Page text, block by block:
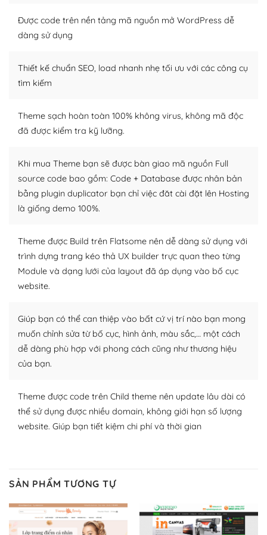
Dễ dàng tùy chỉnh trên WordPress
WordPress là nơi lưu trữ cho một diễn đàn cộng đồng
người cuồng tín WordPress.
Nếu bạn gặp khó khăn, bạn có thể lên mạng và tìm
lời, giải đáp vấn đề của bạn.
Cộng đồng sử dụng WordPress sẵn sàng hỗ trợ bạn
– Đa dạng plugin và themes
Plugin mở rộng là thành phần cài đặt thêm vào
WordPress để tăng thêm các tính năng cần thiết. Có
nhiều plugin trả phí hoặc miễn phí.
Nhờ lượng người dùng đông đảo, thư viện themes và
thích chọn lựa plugin và themes phù hợp cho mục đích
lập website của mình.
WordPress đa dạng plugin và themes
Với mọi Hosting bất kỳ thì WordPress đều có thể dễ
dàng thiết lập vì thực tế nó đã cung cấp khoảng 60%
trang web WordPress của bạn.
Dễ dàng lựa chọn Hosting cho website WordPress
– Bảo mật cực tốt
Được code trên nền tảng mã nguồn mở WordPress dễ
dàng sử dụng
Thiết kế chuẩn SEO, load nhanh nhẹ tối ưu với các công cụ
tìm kiếm
Theme sạch hoàn toàn 100% không virus, không mã độc
đã được kiểm tra kỹ lưỡng.
Khi mua Theme bạn sẽ được bàn giao mã nguồn Full
source code bao gồm: Code + Database được nhân bản
bằng plugin duplicator bạn chỉ việc đăt cài đặt lên Hosting
là giống demo 100%.
Theme được Build trên Flatsome nên dễ dàng sử dụng với
trình dựng trang kéo thả UX builder trực quan theo từng
Module và dạng lưới của layout đã áp dụng vào bố cục
website.
Giúp bạn có thể can thiệp vào bất cứ vị trí nào bạn mong
muốn chỉnh sửa từ bố cục, hình ảnh, màu sắc,… một cách
dễ dàng phù hợp với phong cách cũng như thương hiệu
của bạn.
Theme được code trên Child theme nên update lâu dài có
thể sử dụng được nhiều domain, không giới hạn số lượng
website. Giúp bạn tiết kiệm chi phí và thời gian
SẢN PHẨM TƯƠNG TỰ